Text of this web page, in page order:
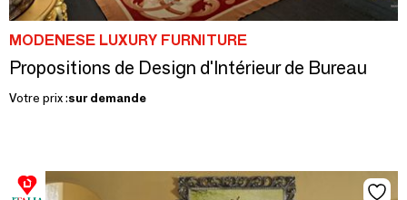
MODENESE LUXURY FURNITURE
Propositions de Design d'Intérieur de Bureau
Votre prix :sur demande